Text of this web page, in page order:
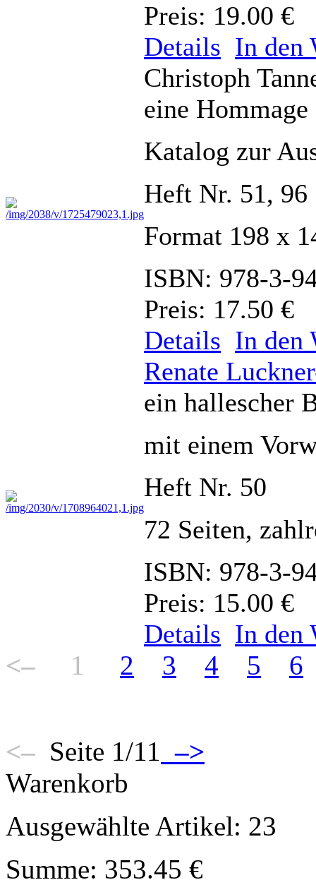
Preis: 19.00 €
Details In den
Christoph
eine
Katalog zur
Heft Nr. 51, 96
Format 198 x
ISBN: 978-3-
Preis: 17.50 €
Details In den
Renate
ein hallescher
mit einem
Heft Nr. 50
72 Seiten,
ISBN: 978-3-
Preis: 15.00 €
Details In den
<– 1 2 3 4 5 6
<– Seite 1/11 –>
Warenkorb
Ausgewählte Artikel: 23
Summe: 353.45 €